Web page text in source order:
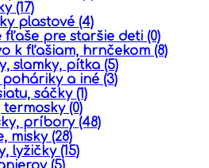
(17)
plastové (4)
fľaše pre staršie deti (0)
k fľašiam, hrnčekom (8)
slamky, pítka (5)
poháriky a iné (3)
sáčky (1)
termosky (0)
príbory (48)
misky (28)
lyžičky (15)